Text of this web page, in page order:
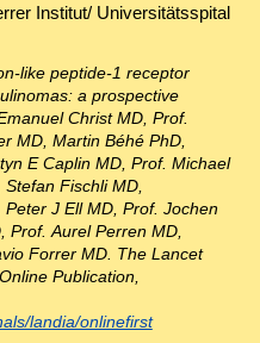
Institut/ Universitätsspital
like peptide-1 receptor
a prospective
Christ MD, Prof.
MD, Martin Béhé PhD,
E Caplin MD, Prof. Michael
Fischli MD,
J Ell MD, Prof. Jochen
Prof. Aurel Perren MD,
Forrer MD. The Lancet
Publication,
landia/onlinefirst